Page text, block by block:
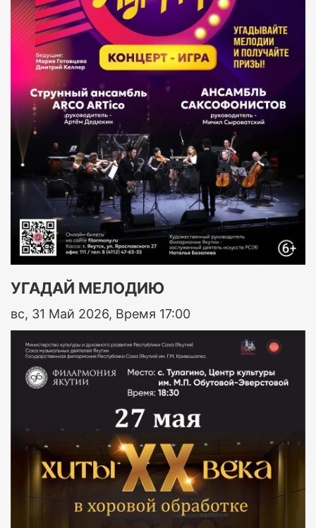
УГАДАЙ МЕЛОДИЮ
вс, 31 Май 2026, Время 17:00